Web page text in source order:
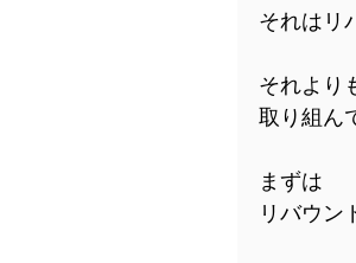
それはリ
それより
取り組ん
まずは
リバウン